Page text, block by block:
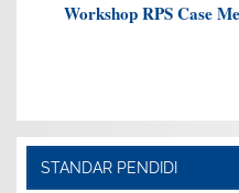
Workshop RPS Case
STANDAR PENDIDI